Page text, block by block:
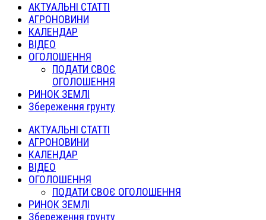
АКТУАЛЬНІ СТАТТІ
АГРОНОВИНИ
КАЛЕНДАР
ВІДЕО
ОГОЛОШЕННЯ
ПОДАТИ СВОЄ
ОГОЛОШЕННЯ
РИНОК ЗЕМЛІ
Збереження грунту
АКТУАЛЬНІ СТАТТІ
АГРОНОВИНИ
КАЛЕНДАР
ВІДЕО
ОГОЛОШЕННЯ
ПОДАТИ СВОЄ ОГОЛОШЕННЯ
РИНОК ЗЕМЛІ
Збереження грунту